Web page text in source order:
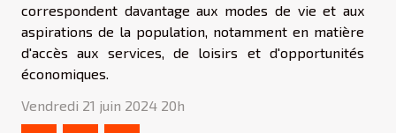
correspondent davantage aux modes de vie et aux
aspirations de la population, notamment en matière
d'accès aux services, de loisirs et d'opportunités
économiques.
Vendredi 21 juin 2024 20h